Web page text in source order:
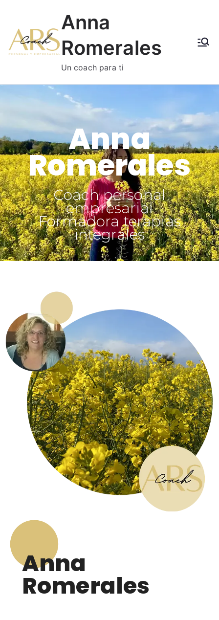
Anna
Romerales
Un coach para ti
Anna
Romerales
Coach personal
empresarial
Formadora terapias
integrales
Anna
Romerales